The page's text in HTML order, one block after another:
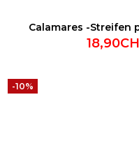
Calamares -Streifen
-10%